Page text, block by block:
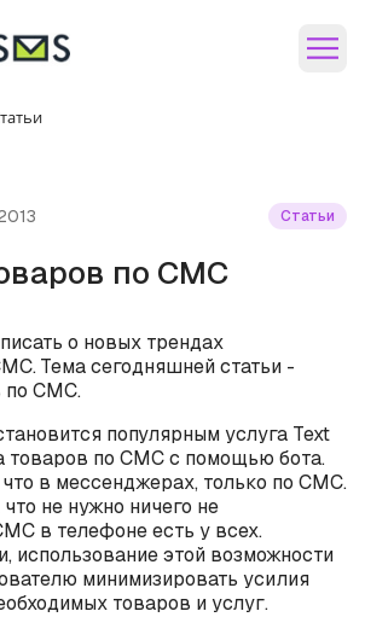
Статьи
по СМС
о новых трендах
Тема сегодняшней статьи -
по СМС.
популярным услуга Text
товаров по СМС с помощью бота.
в мессенджерах, только по СМС.
не нужно ничего не
в телефоне есть у всех.
использование этой возможности
минимизировать усилия
товаров и услуг.